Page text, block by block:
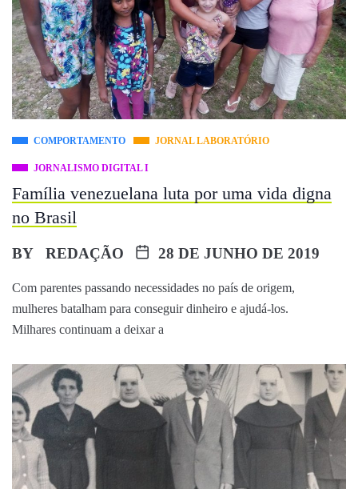
COMPORTAMENTO JORNAL LABORATÓRIO
JORNALISMO DIGITAL I
Família venezuelana luta por uma vida digna
no Brasil
BY REDAÇÃO 28 DE JUNHO DE 2019
Com parentes passando necessidades no país de origem,
mulheres batalham para conseguir dinheiro e ajudá-los.
Milhares continuam a deixar a